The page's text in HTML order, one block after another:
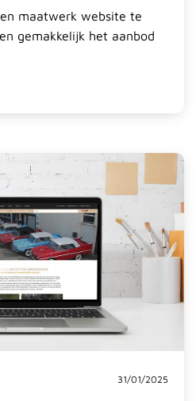
maatwerk website te
gemakkelijk het aanbod
31/01/2025